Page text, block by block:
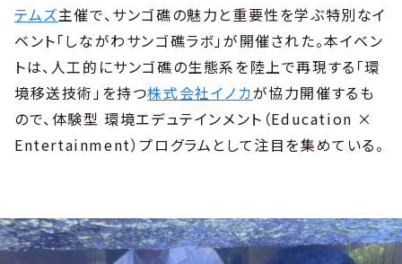
テムズ主催で、サンゴ礁の魅力と重要性を学ぶ特別なイ
ベント「しながわサンゴ礁ラボ」が開催された。本イベン
トは、人工的にサンゴ礁の生態系を陸上で再現する「環
境移送技術」を持つ株式会社イノカが協力開催するも
ので、体験型 環境エデュテインメント（Education ×
Entertainment）プログラムとして注目を集めている。